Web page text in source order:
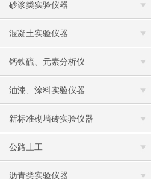
砂浆类实验仪器
混凝土实验仪器
钙铁硫、元素分析仪
油漆、涂料实验仪器
新标准砌墙砖实验仪器
公路土工
沥青类实验仪器